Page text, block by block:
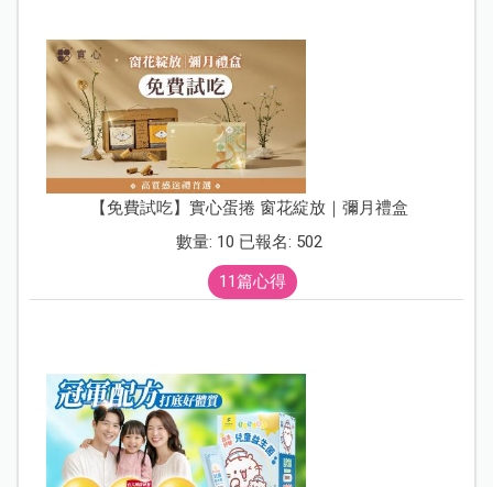
【免費試吃】實心蛋捲 窗花綻放｜彌月禮盒
數量: 10 已報名: 502
11篇心得